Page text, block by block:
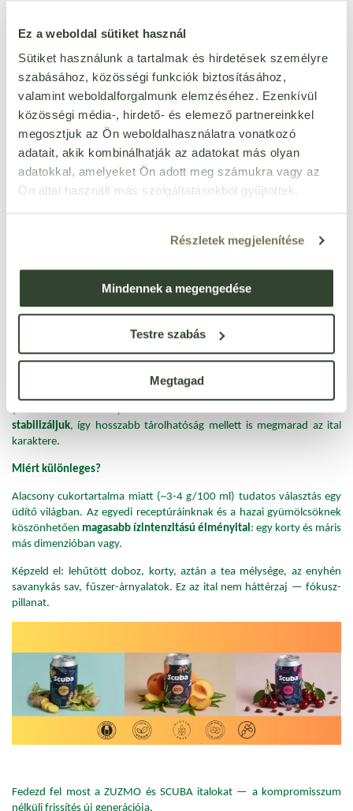
Ez a weboldal sütiket használ
Sütiket használunk a tartalmak és hirdetések személyre
szabásához, közösségi funkciók biztosításához,
valamint weboldalforgalmunk elemzéséhez. Ezenkívül
közösségi média-, hirdető- és elemező partnereinkkel
megosztjuk az Ön weboldalhasználatra vonatkozó
adatait, akik kombinálhatják az adatokat más olyan
adatokkal, amelyeket Ön adott meg számukra vagy az
Ön által használt más szolgáltatásokból gyűjtöttek.
Részletek megjelenítése
Mindennek a megengedése
Testre szabás
Megtagad
Több milliárd jó baktérium él
és dolgozik a palackban — semmilyen
Cukortartalma 2 g/100 ml alatt van, ideális választás a cukorból már
„kiábrándult” tudatos vásárlónak. Helyi magyar fűszernövény-
alapokból készül, így a rövid ellátási lánc és fenntarthatóság is adott.
Amikor kortyolod, a finom buborékok felélednek, az élő kultúrák
dolgoznak – nem csak üdítő, hanem az emésztésnek is támogatás. Ez
nem csak ital: életérzés.
SCUBA – Kombucha újragondolva
SCUBA a klasszikus kombucha továbbgondolása:
(szimbiotikus kultúra) révén fermentálva.Ezután hőkezeléssel
stabilizáljuk, így hosszabb tárolhatóság mellett is megmarad az ital
karaktere.
Miért különleges?
Alacsony cukortartalma miatt (~3-4 g/100 ml) tudatos választás egy
üdítő világban. Az egyedi receptúráinknak és a hazai gyümölcsöknek
köszönhetően magasabb ízintenzitású élményital : egy korty és máris
más dimenzióban vagy.
Képzeld el: lehűtött doboz, korty, aztán a tea mélysége, az enyhén
savanykás sav, fűszer-árnyalatok. Ez az ital nem háttérzaj — fókusz-
pillanat.
Fedezd fel most a ZUZMO és SCUBA italokat — a kompromisszum
nélküli frissítés új generációja.